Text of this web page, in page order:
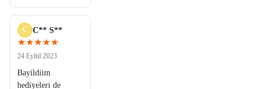
C C** S**
★★★★★
24 Eylül 2023
Bayildiim
hediyeleri de